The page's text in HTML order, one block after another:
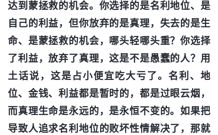
达到蒙拯救的机会。你选择的是名利地位、是
自己的利益，但你放弃的是真理，失去的是生
命、是蒙拯救的机会，哪头轻哪头重？你选择
了利益，放弃了真理，这是不是愚蠢的人？用
土话说，这是占小便宜吃大亏了。名利、地
位、金钱、利益都是暂时的，都是过眼云烟，
而真理生命是永远的，是永恒不变的。如果把
导致人追求名利地位的败坏性情解决了，那就